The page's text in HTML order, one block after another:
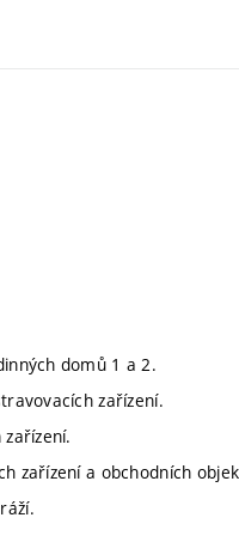
domů 1 a 2.
zařízení.
zařízení a obchodních